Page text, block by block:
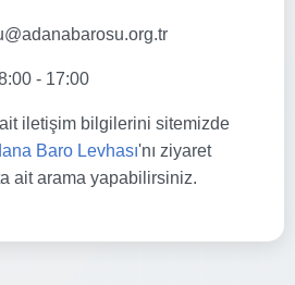
- 17:00
ait iletişim bilgilerini sitemizde
Baro Levhası'nı ziyaret
ait arama yapabilirsiniz.